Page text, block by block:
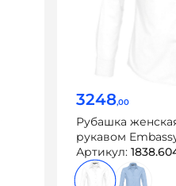
3248,00
Рубашка
рукавом
Артикул: